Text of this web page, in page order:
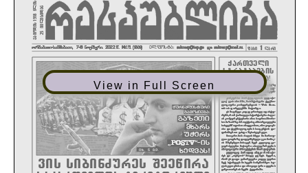
View in Full Screen